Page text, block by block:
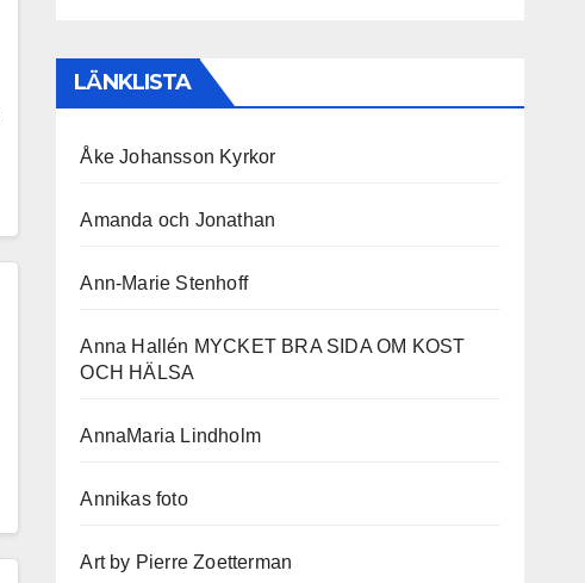
LÄNKLISTA
Åke Johansson Kyrkor
Amanda och Jonathan
Ann-Marie Stenhoff
Anna Hallén MYCKET BRA SIDA OM KOST
OCH HÄLSA
AnnaMaria Lindholm
Annikas foto
Art by Pierre Zoetterman